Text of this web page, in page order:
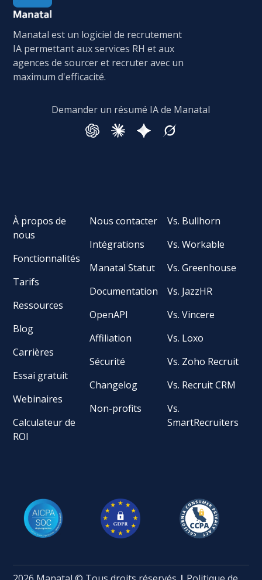
Manatal est un logiciel de recrutement
IA permettant aux services RH et aux
agences de sourcer et recruter avec un
maximum d'efficacité.
Demander un résumé IA de Manatal
À propos de
nous
Fonctionnalités
Tarifs
Ressources
Blog
Carrières
Essai gratuit
Webinaires
Calculateur de
ROI
Nous contacter
Intégrations
Manatal Statut
Documentation
OpenAPI
Affiliation
Sécurité
Changelog
Non-profits
Vs. Bullhorn
Vs. Workable
Vs. Greenhouse
Vs. JazzHR
Vs. Vincere
Vs. Loxo
Vs. Zoho Recruit
Vs. Recruit CRM
Vs.
SmartRecruiters